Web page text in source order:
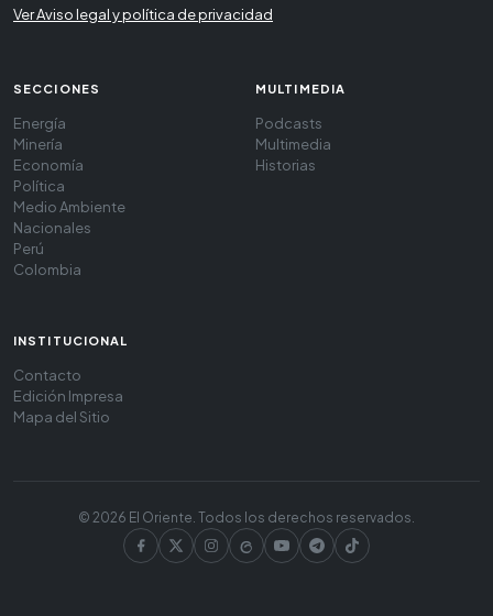
Ver Aviso legal y política de privacidad
SECCIONES
Energía
Minería
Economía
Política
Medio Ambiente
Nacionales
Perú
Colombia
MULTIMEDIA
Podcasts
Multimedia
Historias
INSTITUCIONAL
Contacto
Edición Impresa
Mapa del Sitio
© 2026 El Oriente. Todos los derechos reservados.